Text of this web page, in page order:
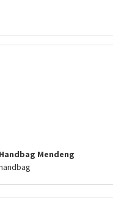
Handbag Mendeng